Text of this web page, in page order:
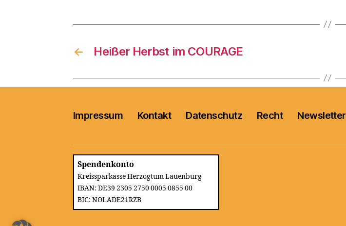
← Heißer Herbst im COURAGE
Impressum Kontakt Datenschutz Recht Newsletter
Spendenkonto
Kreissparkasse Herzogtum Lauenburg
IBAN: DE39 2305 2750 0005 0855 00
BIC: NOLADE21RZB